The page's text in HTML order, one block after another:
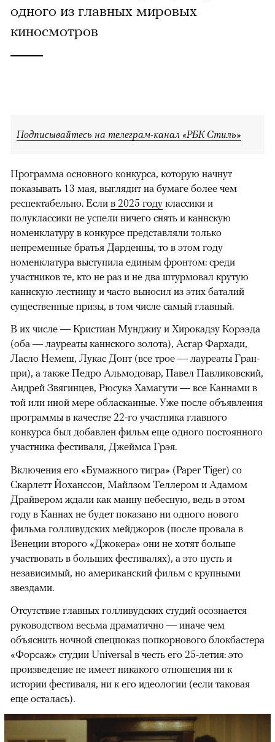
одного из главных мировых
киносмотров
Подписывайтесь на телеграм-канал «РБК Стиль»
Программа основного конкурса, которую начнут
показывать 13 мая, выглядит на бумаге более чем
респектабельно. Если в 2025 году классики и
полуклассики не успели ничего снять и каннскую
номенклатуру в конкурсе представляли только
непременные братья Дарденны, то в этом году
номенклатура выступила единым фронтом: среди
участников те, кто не раз и не два штурмовал крутую
каннскую лестницу и часто выносил из этих баталий
существенные призы, в том числе самый главный.
В их числе — Кристиан Мунджиу и Хирокадзу Корээда
(оба — лауреаты каннского золота), Асгар Фархади,
Ласло Немеш, Лукас Донт (все трое — лауреаты Гран-
при), а также Педро Альмодовар, Павел Павликовский,
Андрей Звягинцев, Рюсукэ Хамагути — все Каннами в
той или иной мере обласканные. Уже после объявления
программы в качестве 22-го участника главного
конкурса был добавлен фильм еще одного постоянного
участника фестиваля, Джеймса Грэя.
Включения его «Бумажного тигра» (Paper Tiger) со
Скарлетт Йоханссон, Майлзом Теллером и Адамом
Драйвером ждали как манну небесную, ведь в этом
году в Каннах не будет показано ни одного нового
фильма голливудских мейджоров (после провала в
Венеции второго «Джокера» они не хотят больше
участвовать в больших фестивалях), а это пусть и
независимый, но американский фильм с крупными
звездами.
Отсутствие главных голливудских студий осознается
руководством весьма драматично — иначе чем
объяснить ночной спецпоказ попкорнового блокбастера
«Форсаж» студии Universal в честь его 25-летия: это
произведение не имеет никакого отношения ни к
истории фестиваля, ни к его идеологии (если таковая
еще осталась).